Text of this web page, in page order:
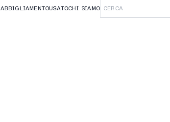
ABBIGLIAMENTOUSATOCHI SIAMO